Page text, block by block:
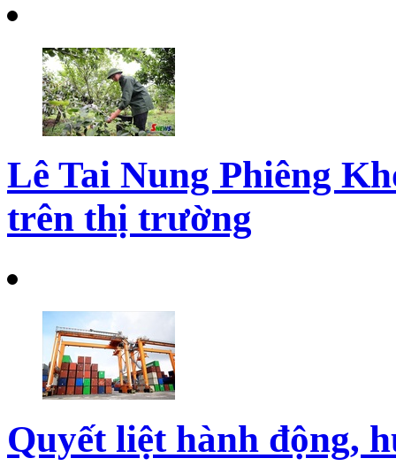
Lê Tai Nung Phiêng
trên thị trường
Quyết liệt hành động,